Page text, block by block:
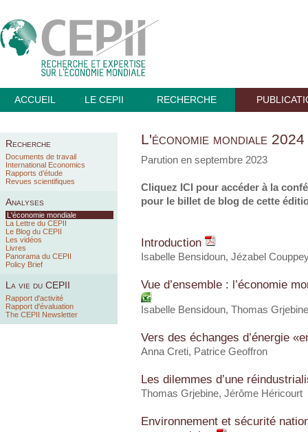
ACCUEIL LE CEPII RECHERCHE
Recherche
Documents de travail
International Economics
Rapports d’étude
Revues scientifiques
Analyses
L'économie mondiale
La Lettre du CEPII
Le Blog du CEPII
Les vidéos
Livres
Panorama du CEPII
Policy Brief
La vie du CEPII
Rapport d'activité
Rapport d'évaluation
The CEPII Newsletter
L'économie mondiale 2024
Parution en septembre 2023
Cliquez ICI
pour accéder à la
pour le billet de blog de cette
Introduction
Isabelle Bensidoun, Jézabel
Vue d’ensemble : l’économie
Isabelle Bensidoun, Thomas Grjebine
Vers des échanges d’énergie
Anna Creti, Patrice Geoffron
Les dilemmes d’une
Thomas Grjebine, Jérôme Héricourt
Environnement et sécurité